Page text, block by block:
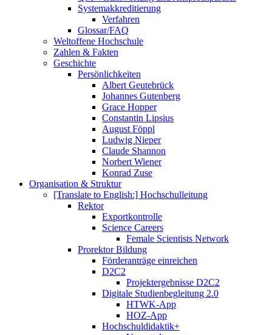
Systemakkreditierung
Verfahren
Glossar/FAQ
Weltoffene Hochschule
Zahlen & Fakten
Geschichte
Persönlichkeiten
Albert Geutebrück
Johannes Gutenberg
Grace Hopper
Constantin Lipsius
August Föppl
Ludwig Nieper
Claude Shannon
Norbert Wiener
Konrad Zuse
Organisation & Struktur
[Translate to English:] Hochschulleitung
Rektor
Exportkontrolle
Science Careers
Female Scientists Network
Prorektor Bildung
Förderanträge einreichen
D2C2
Projektergebnisse D2C2
Digitale Studienbegleitung 2.0
HTWK-App
HOZ-App
Hochschuldidaktik+